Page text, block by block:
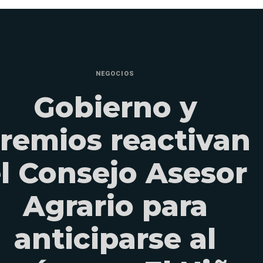
NEGOCIOS
Gobierno y
reactivan
Consejo Asesor
Agrario para
anticiparse al